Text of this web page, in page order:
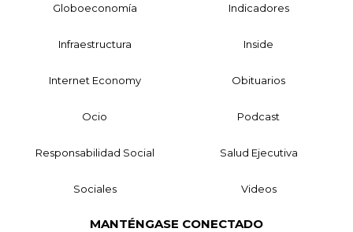
Globoeconomía Indicadores
Infraestructura Inside
Internet Economy Obituarios
Ocio Podcast
Responsabilidad Social Salud Ejecutiva
Sociales Videos
MANTÉNGASE CONECTADO